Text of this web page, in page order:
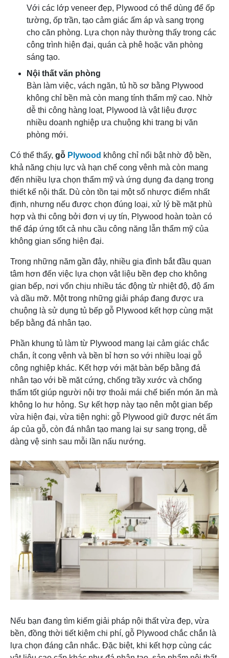
Với các lớp veneer đẹp, Plywood có thể dùng để ốp
tường, ốp trần, tạo cảm giác ấm áp và sang trọng
cho căn phòng. Lựa chọn này thường thấy trong các
công trình hiện đại, quán cà phê hoặc văn phòng
sáng tạo.
Nội thất văn phòng
Bàn làm việc, vách ngăn, tủ hồ sơ bằng Plywood
không chỉ bền mà còn mang tính thẩm mỹ cao. Nhờ
dễ thi công hàng loạt, Plywood là vật liệu được
nhiều doanh nghiệp ưa chuộng khi trang bị văn
phòng mới.
Có thể thấy, gỗ Plywood không chỉ nổi bật nhờ độ bền,
khả năng chịu lực và hạn chế cong vênh mà còn mang
đến nhiều lựa chọn thẩm mỹ và ứng dụng đa dạng trong
thiết kế nội thất. Dù còn tồn tại một số nhược điểm nhất
định, nhưng nếu được chọn đúng loại, xử lý bề mặt phù
hợp và thi công bởi đơn vị uy tín, Plywood hoàn toàn có
thể đáp ứng tốt cả nhu cầu công năng lẫn thẩm mỹ của
không gian sống hiện đại.
Trong những năm gần đây, nhiều gia đình bắt đầu quan
tâm hơn đến việc lựa chọn vật liệu bền đẹp cho không
gian bếp, nơi vốn chịu nhiều tác động từ nhiệt độ, độ ẩm
và dầu mỡ. Một trong những giải pháp đang được ưa
chuộng là sử dụng tủ bếp gỗ Plywood kết hợp cùng mặt
bếp bằng đá nhân tạo.
Phần khung tủ làm từ Plywood mang lại cảm giác chắc
chắn, ít cong vênh và bền bỉ hơn so với nhiều loại gỗ
công nghiệp khác. Kết hợp với mặt bàn bếp bằng đá
nhân tạo với bề mặt cứng, chống trầy xước và chống
thấm tốt giúp người nội trợ thoải mái chế biến món ăn mà
không lo hư hỏng. Sự kết hợp này tạo nên một gian bếp
vừa hiện đại, vừa tiện nghi: gỗ Plywood giữ được nét ấm
áp của gỗ, còn đá nhân tạo mang lại sự sang trọng, dễ
dàng vệ sinh sau mỗi lần nấu nướng.
Nếu bạn đang tìm kiếm giải pháp nội thất vừa đẹp, vừa
bền, đồng thời tiết kiệm chi phí, gỗ Plywood chắc chắn là
lựa chọn đáng cân nhắc. Đặc biệt, khi kết hợp cùng các